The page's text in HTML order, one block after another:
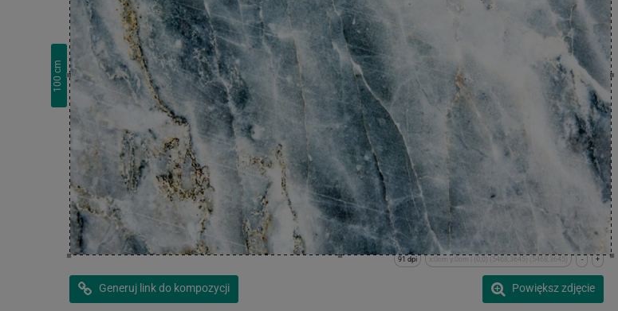
100
cm
+
-
x:0cm y:0cm | (0,0) (5468,3645) (5468,3645)
91 dpi
Powiększ zdjęcie
Generuj link do kompozycji